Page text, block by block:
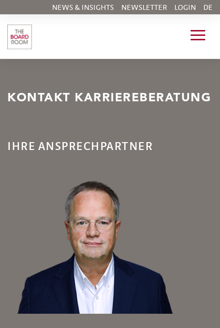
NEWS & INSIGHTS NEWSLETTER LOGIN DE
KONTAKT KARRIEREBERATUNG
IHRE ANSPRECHPARTNER